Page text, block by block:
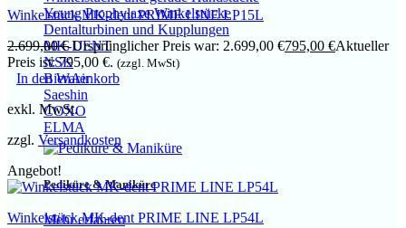
Young Prophylaxe Winkelstücke
Dentalturbinen und Kupplungen
MK-DENT
NSK
BienAir
Saeshin
COXO
ELMA
Pediküre & Maniküre
Mehr erfahren
Winkelstück MK-dent PRIME LINE LP15L
2.699,00€ Ursprünglicher Preis war: 2.699,00 €795,00 €Aktueller
Preis ist: 795,00 €. (zzgl. MwSt)
In den Warenkorb
exkl. MwSt.
zzgl. Versandkosten
Angebot!
Winkelstück MK-dent PRIME LINE LP54L